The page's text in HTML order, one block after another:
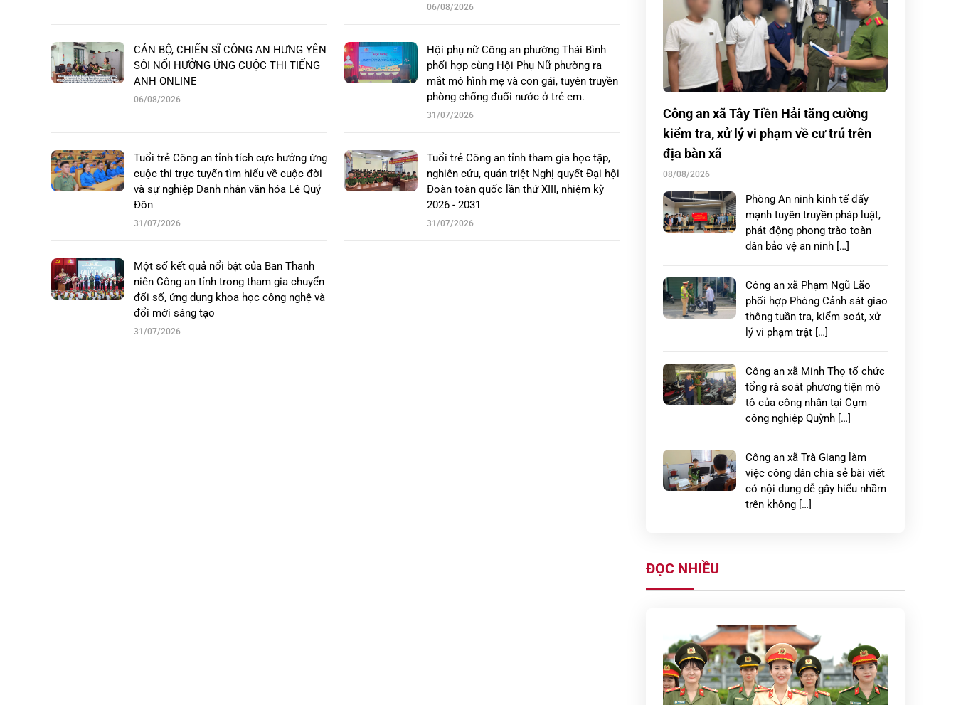
06/08/2026
CÁN BỘ, CHIẾN SĨ CÔNG AN HƯNG YÊN
SÔI NỔI HƯỞNG ỨNG CUỘC THI TIẾNG
ANH ONLINE
06/08/2026
Hội phụ nữ Công an phường Thái Bình
phối hợp cùng Hội Phụ Nữ phường ra
mắt mô hình mẹ và con gái, tuyên truyền
phòng chống đuối nước ở trẻ em.
31/07/2026
Tuổi trẻ Công an tỉnh tích cực hưởng ứng
cuộc thi trực tuyến tìm hiểu về cuộc đời
và sự nghiệp Danh nhân văn hóa Lê Quý
Đôn
31/07/2026
Tuổi trẻ Công an tỉnh tham gia học tập,
nghiên cứu, quán triệt Nghị quyết Đại hội
Đoàn toàn quốc lần thứ XIII, nhiệm kỳ
2026 - 2031
31/07/2026
Một số kết quả nổi bật của Ban Thanh
niên Công an tỉnh trong tham gia chuyển
đổi số, ứng dụng khoa học công nghệ và
đổi mới sáng tạo
31/07/2026
Công an xã Tây Tiền Hải tăng cường
kiểm tra, xử lý vi phạm về cư trú trên
địa bàn xã
08/08/2026
Phòng An ninh kinh tế đẩy
mạnh tuyên truyền pháp luật,
phát động phong trào toàn
dân bảo vệ an ninh […]
Công an xã Phạm Ngũ Lão
phối hợp Phòng Cảnh sát giao
thông tuần tra, kiểm soát, xử
lý vi phạm trật […]
Công an xã Minh Thọ tổ chức
tổng rà soát phương tiện mô
tô của công nhân tại Cụm
công nghiệp Quỳnh […]
Công an xã Trà Giang làm
việc công dân chia sẻ bài viết
có nội dung dễ gây hiểu nhầm
trên không […]
cam kết chấp […]
Công an xã Đoàn Đào phối
hợp làm sạch dữ liệu đất đai,
góp phần xây dựng chính
quyền số
ĐỌC NHIỀU